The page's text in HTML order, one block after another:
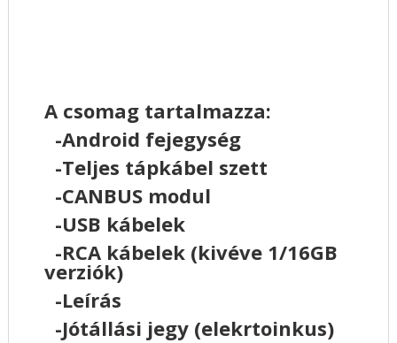
A csomag tartalmazza:
-Android fejegység
-Teljes tápkábel szett
-CANBUS modul
-USB kábelek
-RCA kábelek (kivéve 1/16GB
verziók)
-Leírás
-Jótállási jegy (elekrtoinkus)